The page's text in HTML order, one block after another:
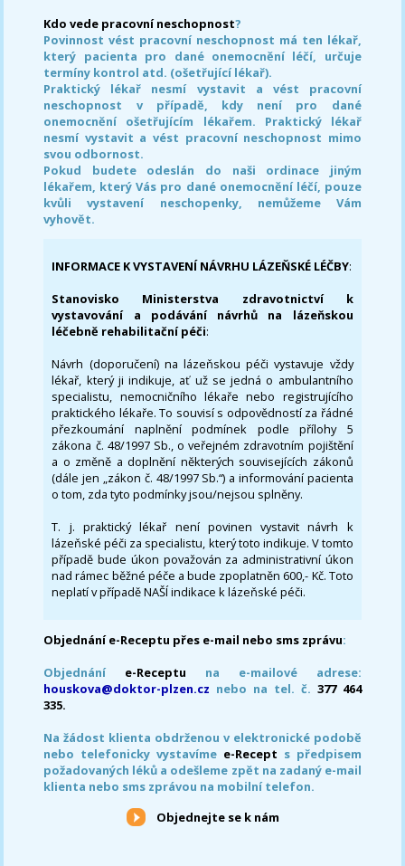
Kdo vede pracovní neschopnost?
Povinnost vést pracovní neschopnost má ten lékař,
který pacienta pro dané onemocnění léčí, určuje
termíny kontrol atd. (ošetřující lékař).
Praktický lékař nesmí vystavit a vést pracovní
neschopnost v případě, kdy není pro dané
onemocnění ošetřujícím lékařem. Praktický lékař
nesmí vystavit a vést pracovní neschopnost mimo
svou odbornost.
Pokud budete odeslán do naši ordinace jiným
lékařem, který Vás pro dané onemocnění léčí, pouze
kvůli vystavení neschopenky, nemůžeme Vám
vyhovět.
INFORMACE K VYSTAVENÍ NÁVRHU LÁZEŇSKÉ LÉČBY:
Stanovisko Ministerstva zdravotnictví k
vystavování a podávání návrhů na lázeňskou
léčebně rehabilitační péči:
Návrh (doporučení) na lázeňskou péči vystavuje vždy
lékař, který ji indikuje, ať už se jedná o ambulantního
specialistu, nemocničního lékaře nebo registrujícího
praktického lékaře. To souvisí s odpovědností za řádné
přezkoumání naplnění podmínek podle přílohy 5
zákona č. 48/1997 Sb., o veřejném zdravotním pojištění
a o změně a doplnění některých souvisejících zákonů
(dále jen „zákon č. 48/1997 Sb.“) a informování pacienta
o tom, zda tyto podmínky jsou/nejsou splněny.
T. j. praktický lékař není povinen vystavit návrh k
lázeňské péči za specialistu, který toto indikuje. V tomto
případě bude úkon považován za administrativní úkon
nad rámec běžné péče a bude zpoplatněn 600,- Kč. Toto
neplatí v případě NAŠÍ indikace k lázeňské péči.
Objednání e-Receptu přes e-mail nebo sms zprávu:
Objednání e-Receptu na e-mailové adrese:
houskova@doktor-plzen.cz nebo na tel. č. 377 464
335.
Na žádost klienta obdrženou v elektronické podobě
nebo telefonicky vystavíme e-Recept s předpisem
požadovaných léků a odešleme zpět na zadaný e-mail
klienta nebo sms zprávou na mobilní telefon.
Objednejte se k nám